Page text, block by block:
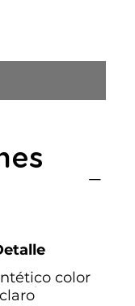
color